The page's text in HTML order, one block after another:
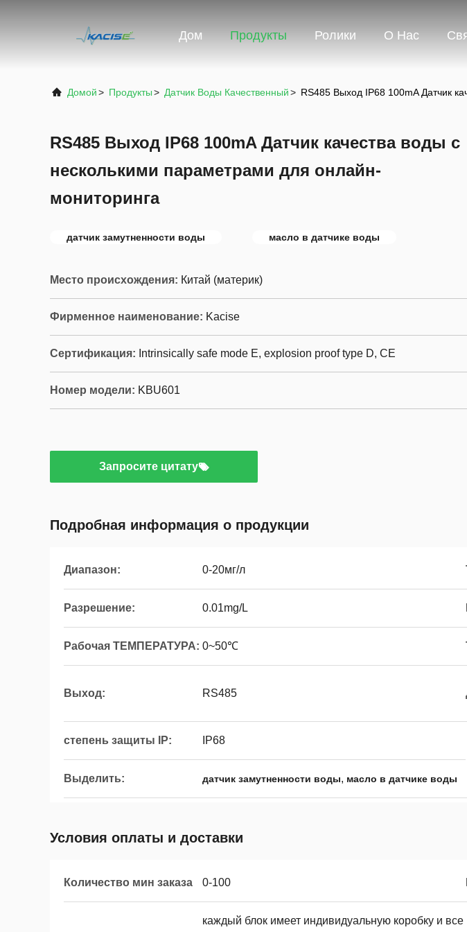
Дом Продукты Ролики О Нас
Домой> Продукты> Датчик Воды Качественный> RS485 Выход IP68 100mA Датчик
RS485 Выход IP68 100mA Датчик качества воды с
несколькими параметрами для онлайн-
мониторинга
датчик замутненности воды масло в датчике воды
Место происхождения: Китай (материк)
Фирменное наименование: Kacise
Сертификация: Intrinsically safe mode E, explosion proof type D, CE
Номер модели: KBU601
Запросите цитату
Подробная информация о продукции
Диапазон: 0-20мг/л
Разрешение: 0.01mg/L
Рабочая ТЕМПЕРАТУРА: 0~50℃
Выход: RS485
степень защиты IP: IP68
Выделить: датчик замутненности воды, масло в датчике воды
Условия оплаты и доставки
Количество мин заказа 0-100
каждый блок имеет индивидуальную коробку и все